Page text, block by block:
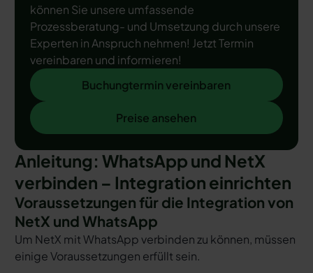
können Sie unsere umfassende
Prozessberatung- und Umsetzung durch unsere
Experten in Anspruch nehmen! Jetzt Termin
vereinbaren und informieren!
Buchungtermin vereinbaren
Buchungtermin vereinbaren
Preise ansehen
Preise ansehen
Anleitung: WhatsApp und NetX
verbinden – Integration einrichten
Voraussetzungen für die Integration von
NetX und WhatsApp
Um NetX mit WhatsApp verbinden zu können, müssen
einige Voraussetzungen erfüllt sein.